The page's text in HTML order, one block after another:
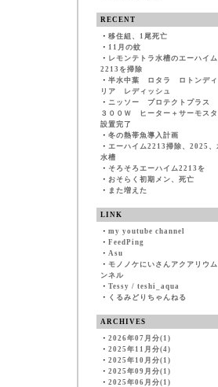
RECENT
・ 移住組、1尾死亡
・ 11月の蚊
・ レモンテトラ水槽のエーハイム
2213を掃除
・ 半水中葉 ロタラ ロトンディ
リア レディッシュ
・ ニッソー プロテクトプラス
３００Ｗ ヒーター＋サーモスタ
設置完了
・ 冬の熱帯魚導入計画
・ エーハイム2213掃除、2025、
水槽
・ そろそろエーハイム2213を
・ おそらく初期メン、死亡
・ また増えた
LINK
・ my youtube channel
・ FeedPing
・ Asu
・ モノノケにいさんアクアリウム
ンネル
・ Tessy / teshi_aqua
・ くるみどりちゃんねる
ARCHIVES
・ 2026年07月分(1)
・ 2025年11月分(4)
・ 2025年10月分(1)
・ 2025年09月分(1)
・ 2025年06月分(1)